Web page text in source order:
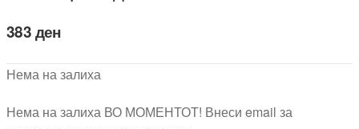
383ден
Нема на залиха
Нема на залиха ВО МОМЕНТОТ! Внеси email за